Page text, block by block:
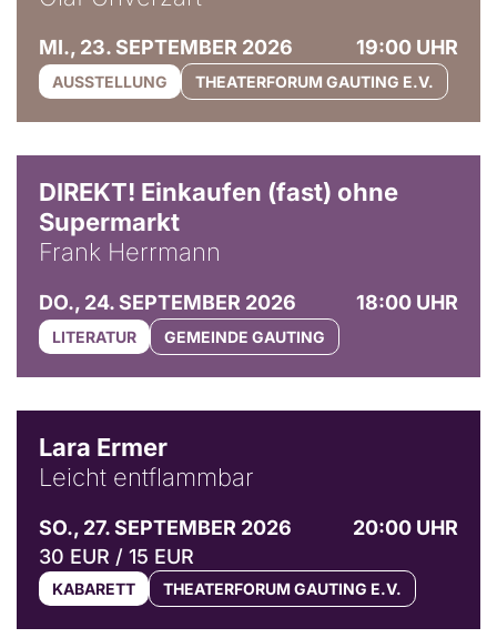
MI., 23. SEPTEMBER 2026 19:00 UHR
AUSSTELLUNG THEATERFORUM GAUTING E.V.
DIREKT! Einkaufen (fast) ohne
Supermarkt
Frank Herrmann
DO., 24. SEPTEMBER 2026 18:00 UHR
LITERATUR GEMEINDE GAUTING
Lara Ermer
Leicht entflammbar
SO., 27. SEPTEMBER 2026
20:00 UHR
30 EUR / 15 EUR
KABARETT THEATERFORUM GAUTING E.V.